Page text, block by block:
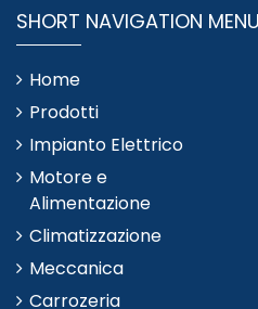
SHORT NAVIGATION MENU
Home
Prodotti
Impianto Elettrico
Motore e
Alimentazione
Climatizzazione
Meccanica
Carrozeria